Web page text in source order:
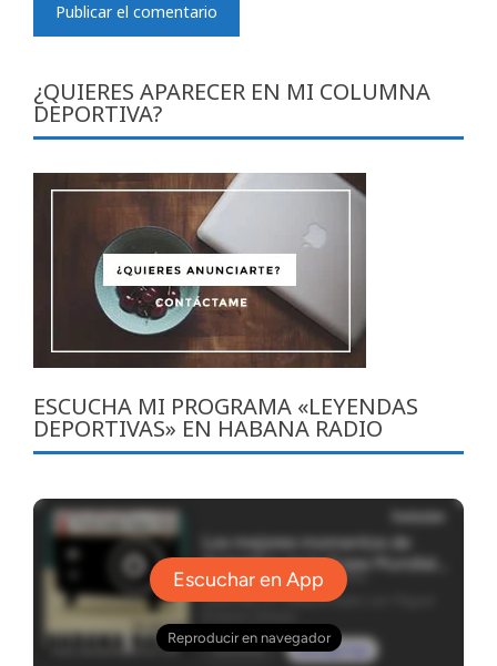
¿QUIERES APARECER EN MI COLUMNA
DEPORTIVA?
ESCUCHA MI PROGRAMA «LEYENDAS
DEPORTIVAS» EN HABANA RADIO